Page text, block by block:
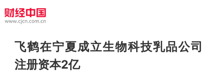
飞鹤在宁夏成立生物科技乳品公司
注册资本2亿